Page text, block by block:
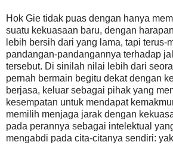
Hok Gie tidak puas dengan hanya
suatu kekuasaan baru, dengan
lebih bersih dari yang lama, tapi terus-
pandangan-pandangannya terhadap
tersebut. Di sinilah nilai lebih dari
pernah bermain begitu dekat dengan
berjasa, keluar sebagai pihak yang
kesempatan untuk mendapat
memilih menjaga jarak dengan
pada perannya sebagai intelektual
mengabdi pada cita-citanya sendiri: